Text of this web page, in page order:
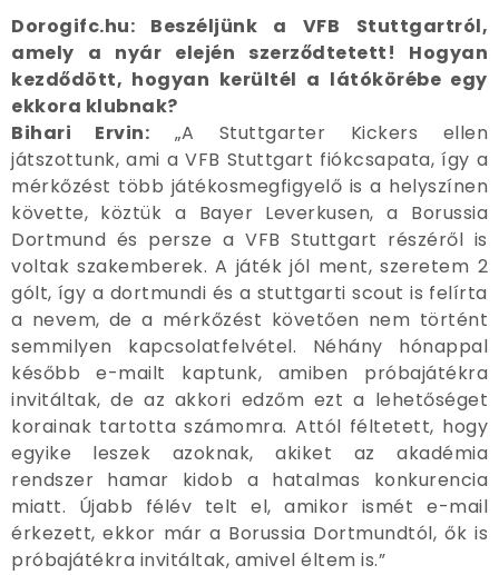
Dorogifc.hu: Beszéljünk a VFB Stuttgartról,
amely a nyár elején szerződtetett! Hogyan
kezdődött, hogyan kerültél a látókörébe egy
ekkora klubnak?
Bihari Ervin: „A Stuttgarter Kickers ellen
játszottunk, ami a VFB Stuttgart fiókcsapata, így a
mérkőzést több játékosmegfigyelő is a helyszínen
követte, köztük a Bayer Leverkusen, a Borussia
Dortmund és persze a VFB Stuttgart részéről is
voltak szakemberek. A játék jól ment, szeretem 2
gólt, így a dortmundi és a stuttgarti scout is felírta
a nevem, de a mérkőzést követően nem történt
semmilyen kapcsolatfelvétel. Néhány hónappal
később e-mailt kaptunk, amiben próbajátékra
invitáltak, de az akkori edzőm ezt a lehetőséget
korainak tartotta számomra. Attól féltetett, hogy
egyike leszek azoknak, akiket az akadémia
rendszer hamar kidob a hatalmas konkurencia
miatt. Újabb félév telt el, amikor ismét e-mail
érkezett, ekkor már a Borussia Dortmundtól, ők is
próbajátékra invitáltak, amivel éltem is.”